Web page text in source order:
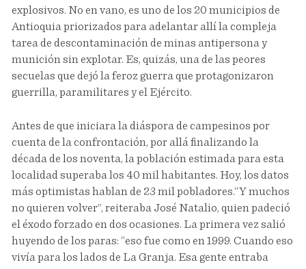
explosivos. No en vano, es uno de los 20 municipios de
Antioquia priorizados para adelantar allí la compleja
tarea de descontaminación de minas antipersona y
munición sin explotar. Es, quizás, una de las peores
secuelas que dejó la feroz guerra que protagonizaron
guerrilla, paramilitares y el Ejército.
Antes de que iniciara la diáspora de campesinos por
cuenta de la confrontación, por allá finalizando la
década de los noventa, la población estimada para esta
localidad superaba los 40 mil habitantes. Hoy, los datos
más optimistas hablan de 23 mil pobladores.“Y muchos
no quieren volver”, reiteraba José Natalio, quien padeció
el éxodo forzado en dos ocasiones. La primera vez salió
huyendo de los paras: “eso fue como en 1999. Cuando eso
vivía para los lados de La Granja. Esa gente entraba